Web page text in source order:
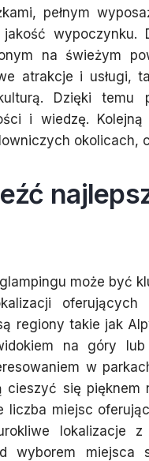
pełnym
jakość
na świeżym
atrakcje i usługi,
Dzięki temu
i wiedzę.
okolicach,
może być
regiony takie jak
na góry
w
się
liczba miejsc
lokalizacje
wyborem miejsca